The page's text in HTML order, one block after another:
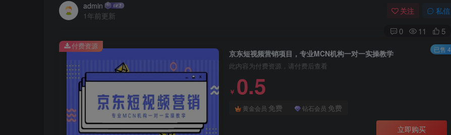
admin
1年前更新
关注 私信
0 11 5
京东短视频营销项目，专业MCN机构一对一实操教学
此内容为付费资源，请付费后查看
￥ 0.5
黄金会员 免费 钻石会员 免费
立即购买
付费资源 已售 4